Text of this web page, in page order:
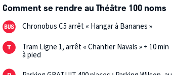
Comment se rendre au Théâtre 100 noms
Chronobus C5 arrêt « Hangar à Bananes »
Tram Ligne 1, arrêt « Chantier Navals » + 10 min
à pied